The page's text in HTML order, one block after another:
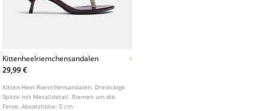
Kittenheelriemchensandalen
29,99 €
Kitten-Heel-Riemchensandalen. Dreieckige
Spitze mit Metalldetail. Riemen um die
Ferse. Absatzhöhe: 5 cm.